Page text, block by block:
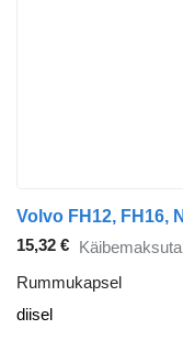
15,32 € Käibemaksuta
Rummukapsel
diisel